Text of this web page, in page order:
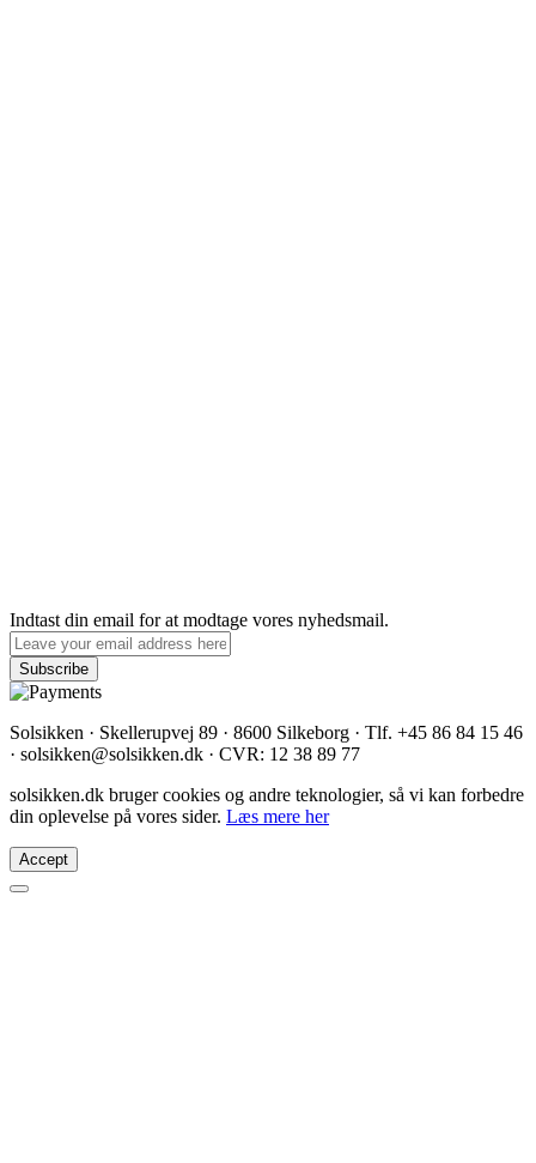
Indtast din email for at modtage vores nyhedsmail.
Solsikken · Skellerupvej 89 · 8600 Silkeborg · Tlf. +45 86 84 15 46
· solsikken@solsikken.dk · CVR: 12 38 89 77
solsikken.dk bruger cookies og andre teknologier, så vi kan forbedre
din oplevelse på vores sider. Læs mere her
Accept